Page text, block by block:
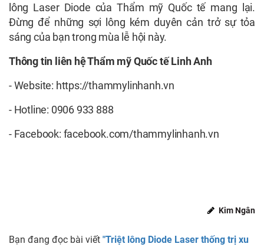
lông Laser Diode của Thẩm mỹ Quốc tế mang lại.
Đừng để những sợi lông kém duyên cản trở sự tỏa
sáng của bạn trong mùa lễ hội này.
Thông tin liên hệ Thẩm mỹ Quốc tế Linh Anh
- Website: https://thammylinhanh.vn
- Hotline: 0906 933 888
- Facebook: facebook.com/thammylinhanh.vn
Kim Ngân
Bạn đang đọc bài viết "Triệt lông Diode Laser thống trị xu